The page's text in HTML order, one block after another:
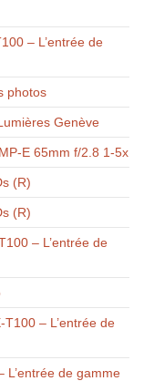
– L’entrée de
photos
Genève
E 65mm f/2.8 1-5x
(R)
(R)
– L’entrée de
– L’entrée de
L’entrée de gamme